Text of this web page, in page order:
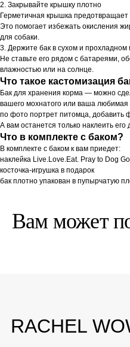
2. Закрывайте крышку плотно
Герметичная крышка
Это помогает избежать окисления
для собаки.
3. Держите бак в сухом и прохладном
Не ставьте его рядом с батареями,
влажностью или на солнце.
Что такое кастомизация
Бак для хранения корма — можно
вашего мохнатого или ваша
по фото портрет питомца, добавить
А вам останется только наклеить его
Что в комплекте с баком?
В комплекте с баком к вам приедет:
наклейка Live.Love.Eat. Pray to Dog
косточка-игрушка в подарок
бак плотно упакован в пупырчатую
Вам может
RACHEL WOW
О нас
+7 (961) 313-17-
71
Акции